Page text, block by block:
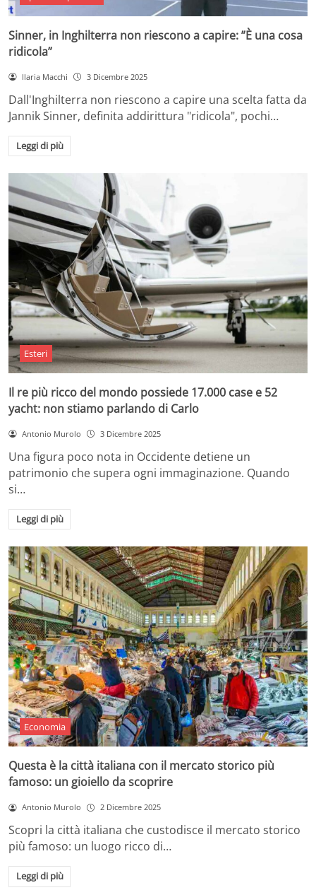
Sinner, in Inghilterra non riescono a capire: ”È una cosa
ridicola”
Ilaria Macchi 3 Dicembre 2025
Dall'Inghilterra non riescono a capire una scelta fatta da
Jannik Sinner, definita addirittura "ridicola", pochi…
Leggi di più
Esteri
Il re più ricco del mondo possiede 17.000 case e 52
yacht: non stiamo parlando di Carlo
Antonio Murolo 3 Dicembre 2025
Una figura poco nota in Occidente detiene un
patrimonio che supera ogni immaginazione. Quando
si…
Leggi di più
Economia
Questa è la città italiana con il mercato storico più
famoso: un gioiello da scoprire
Antonio Murolo 2 Dicembre 2025
Scopri la città italiana che custodisce il mercato storico
più famoso: un luogo ricco di…
Leggi di più